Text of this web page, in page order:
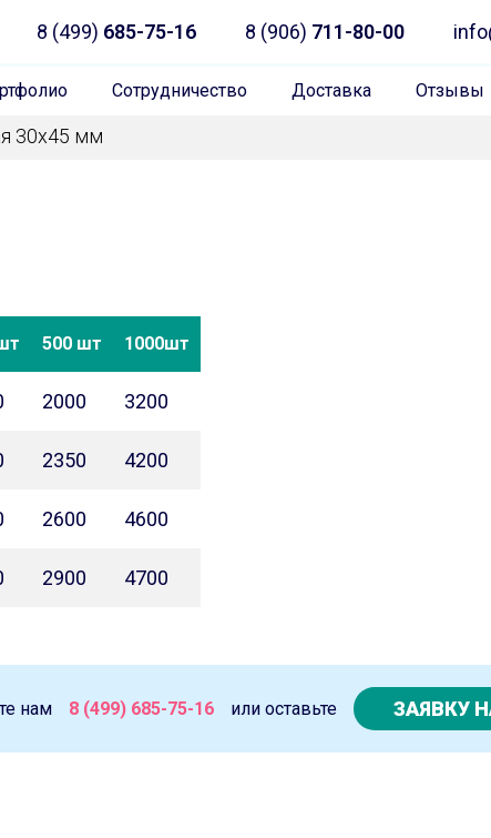
8 (499) 685-75-16 8 (906) 711-80-00
Сотрудничество Доставка Отзывы
30х45 мм
500 шт 1000шт
2000 3200
2350 4200
2600 4600
2900 4700
нам 8 (499) 685-75-16 или оставьте ЗАЯВКУ